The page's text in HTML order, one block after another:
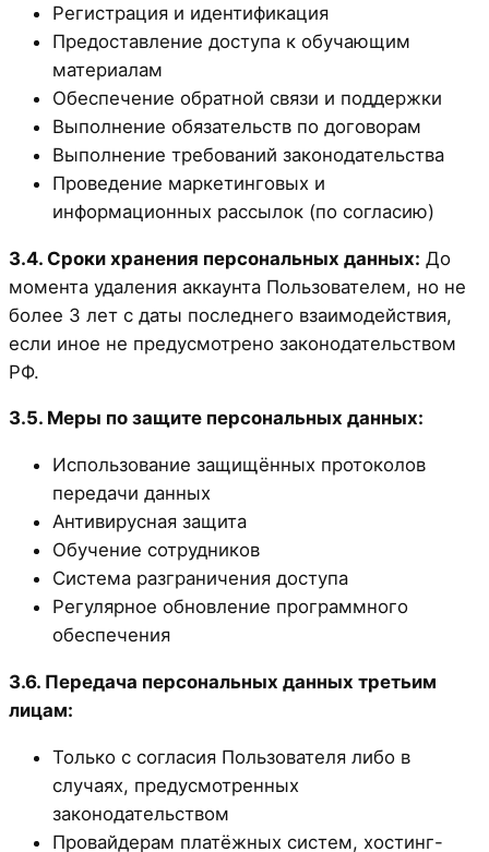
Регистрация и идентификация
Предоставление доступа к обучающим
материалам
Обеспечение обратной связи и поддержки
Выполнение обязательств по договорам
Выполнение требований законодательства
Проведение маркетинговых и
информационных рассылок (по согласию)
3.4. Сроки хранения персональных данных: До
момента удаления аккаунта Пользователем, но не
более 3 лет с даты последнего взаимодействия,
если иное не предусмотрено законодательством
РФ.
3.5. Меры по защите персональных данных:
Использование защищённых протоколов
передачи данных
Антивирусная защита
Обучение сотрудников
Система разграничения доступа
Регулярное обновление программного
обеспечения
3.6. Передача персональных данных третьим
лицам:
Только с согласия Пользователя либо в
случаях, предусмотренных
законодательством
Провайдерам платёжных систем, хостинг-